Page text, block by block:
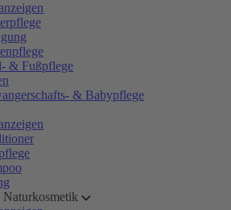
& Fußpflege
& Babypflege